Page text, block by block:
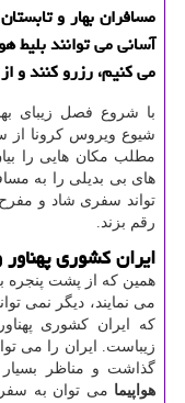
مسافران بهار و
آسانی می توانند بلیط
می كنیم، رزرو كنند و
با شروع فصل زیبای
شیوع ویروس کرونا
مطلب مکان هایی را
های بی بدیلی را به
تواند سفری شاد و
رقم بزند.
ایران کشوری
همین که از پشت پنجره
می نمایند، دیگر نمی
که ایران کشوری
زیباست. ایران را می
گذاشت و مناظر بسیار
هواپیما می توان به